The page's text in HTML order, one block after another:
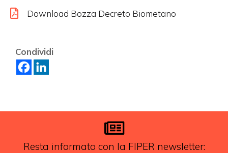
Download Bozza Decreto Biometano
Condividi
Resta informato con la FIPER newsletter: